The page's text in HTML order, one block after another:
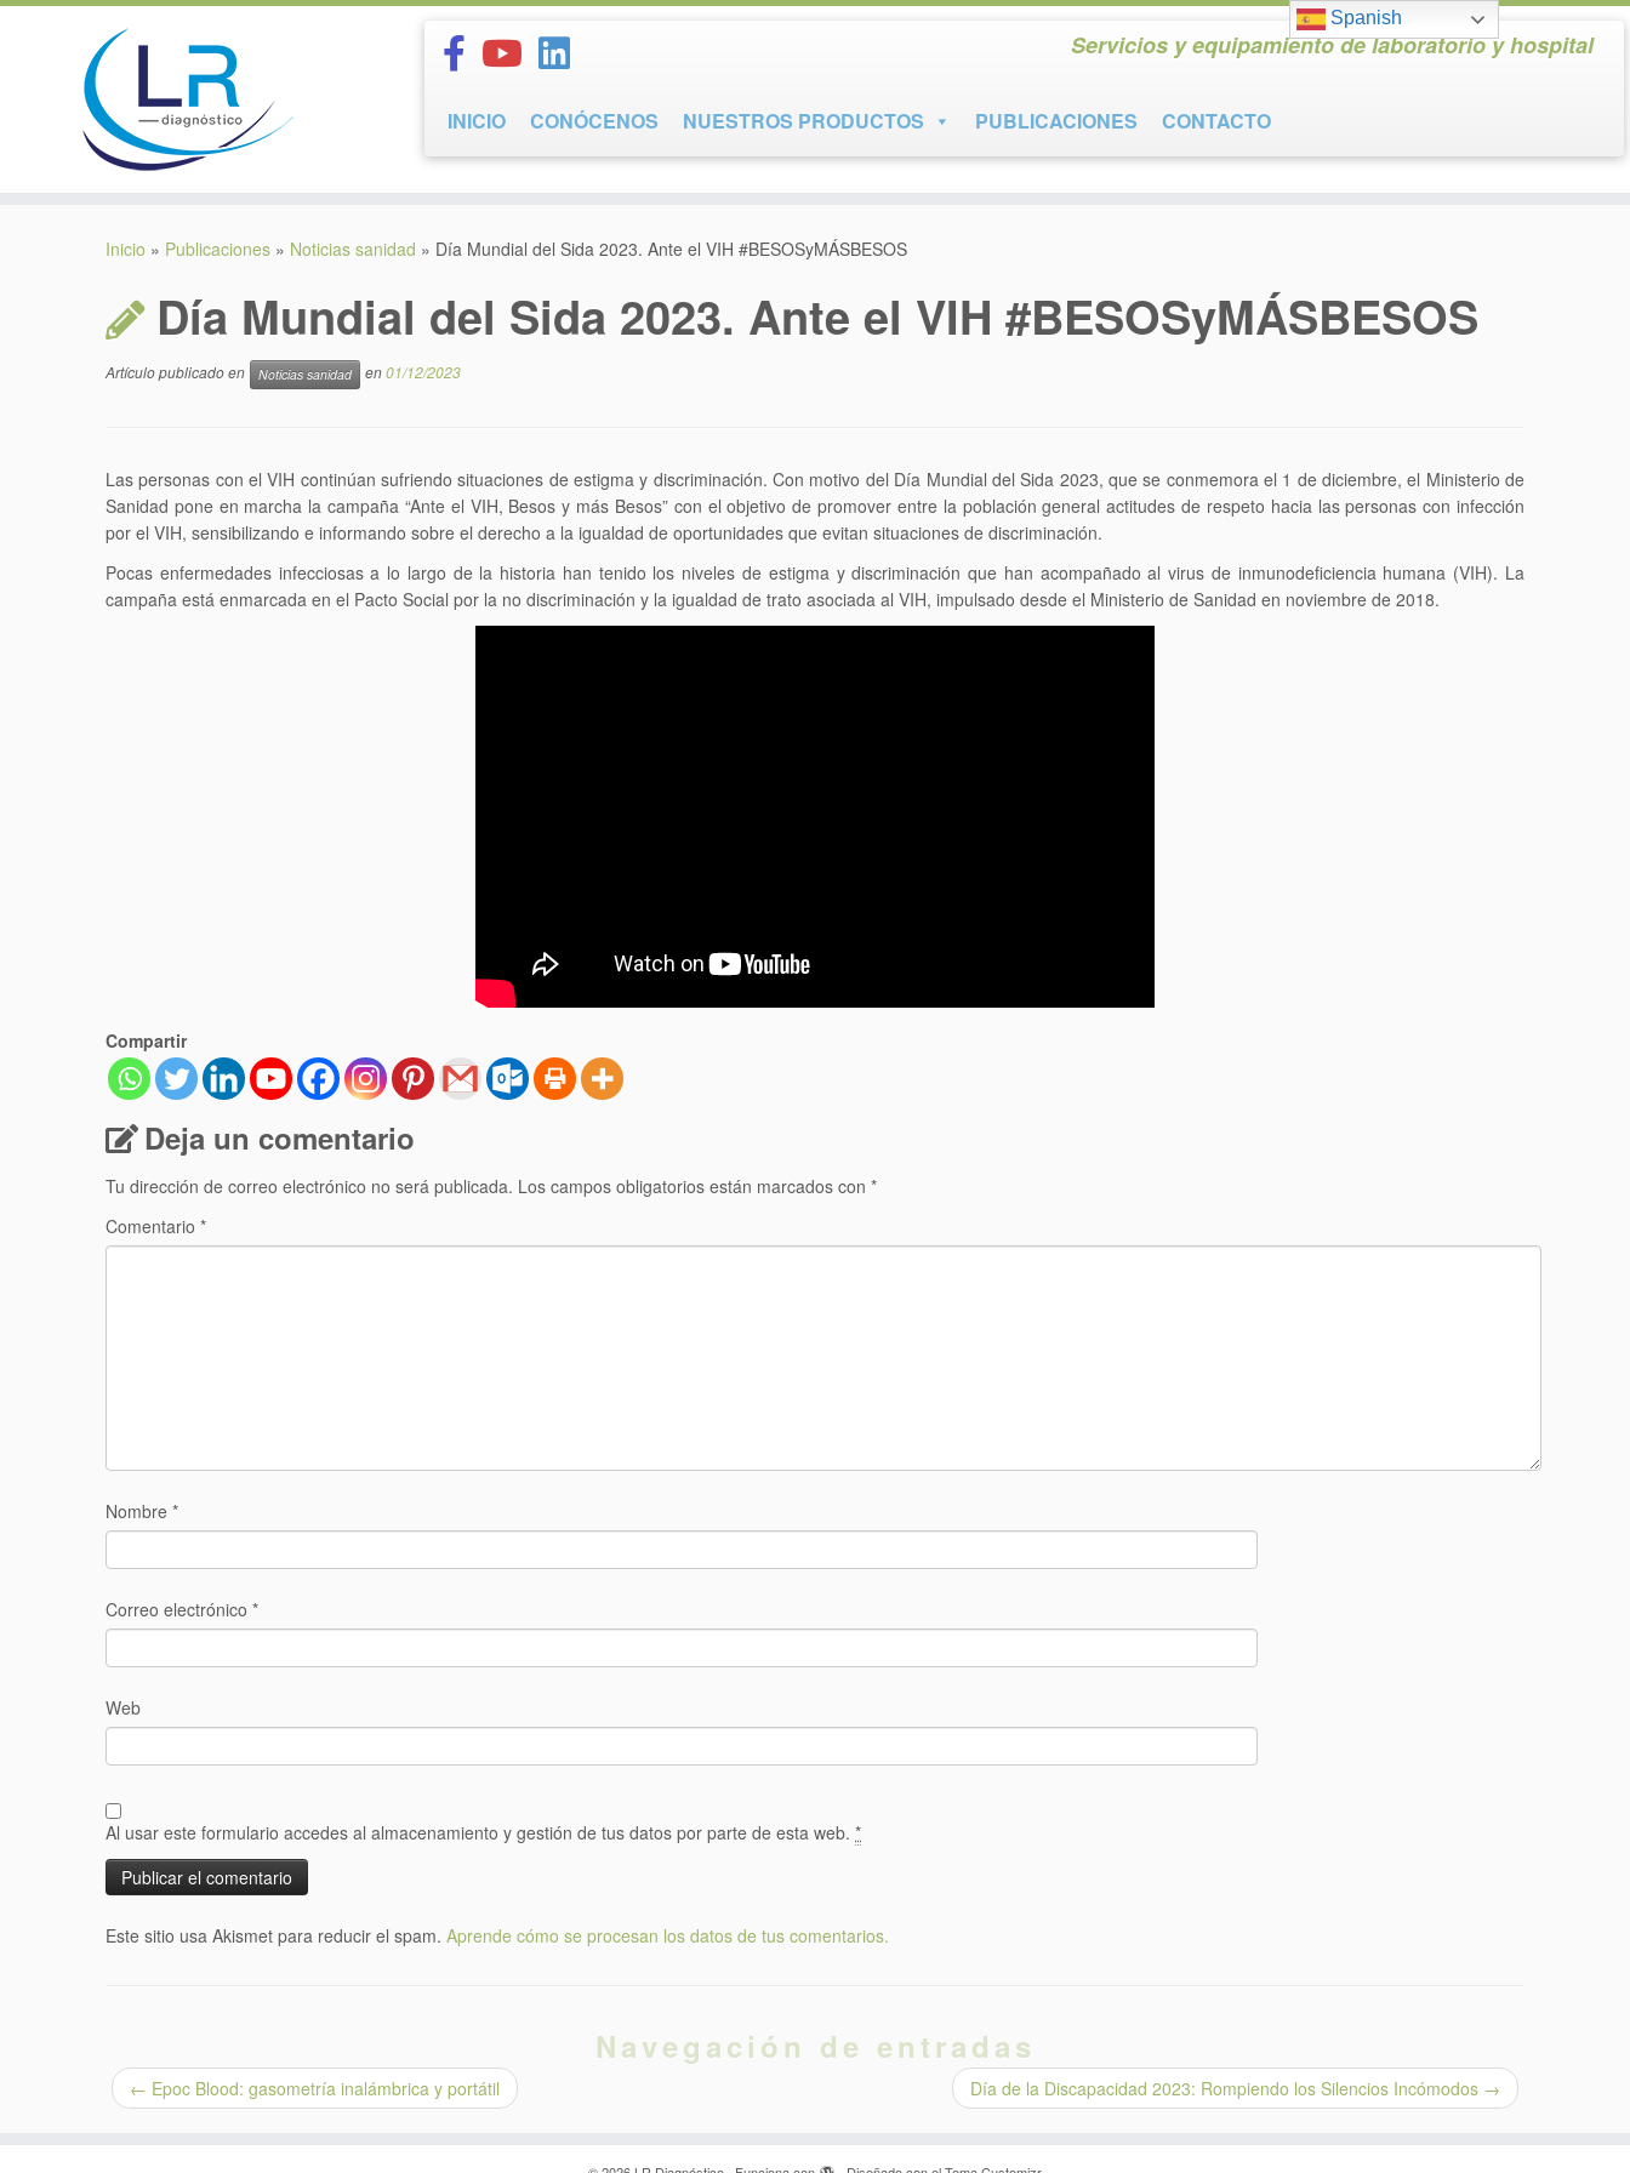
Saltar
Servicios y equipamiento de laboratorio y hospital
INICIO CONÓCENOS NUESTROS PRODUCTOS PUBLICACIONES CONTACTO
Inicio » Publicaciones » Noticias sanidad » Día Mundial del Sida 2023. Ante el VIH #BESOSyMÁSBESOS
Día Mundial del Sida 2023. Ante el VIH #BESOSyMÁSBESOS
Artículo publicado en Noticias sanidad en01/12/2023
Las personas con el VIH continúan sufriendo situaciones de estigma y discriminación. Con motivo del Día Mundial del Sida 2023, que se conmemora el 1 de diciembre, el Ministerio de
Sanidad pone en marcha la campaña “Ante el VIH, Besos y más Besos” con el objetivo de promover entre la población general actitudes de respeto hacia las personas con infección
por el VIH, sensibilizando e informando sobre el derecho a la igualdad de oportunidades que evitan situaciones de discriminación.
Pocas enfermedades infecciosas a lo largo de la historia han tenido los niveles de estigma y discriminación que han acompañado al virus de inmunodeficiencia humana (VIH). La
campaña está enmarcada en el Pacto Social por la no discriminación y la igualdad de trato asociada al VIH, impulsado desde el Ministerio de Sanidad en noviembre de 2018.
Compartir
Deja un comentario
Tu dirección de correo electrónico no será publicada. Los campos obligatorios están marcados con *
Comentario *
Nombre *
Correo electrónico *
Web
Al usar este formulario accedes al almacenamiento y gestión de tus datos por parte de esta web. *
Este sitio usa Akismet para reducir el spam. Aprende cómo se procesan los datos de tus comentarios.
Navegación de entradas
← Epoc Blood: gasometría inalámbrica y portátil Día de la Discapacidad 2023: Rompiendo los Silencios Incómodos →
Spanish